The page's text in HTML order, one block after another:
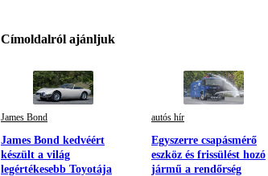
Címoldalról ajánljuk
James Bond
James Bond kedvéért
készült a világ
legértékesebb Toyotája
autós hír
Egyszerre csapásmérő
eszköz és frissülést hozó
jármű a rendőrség